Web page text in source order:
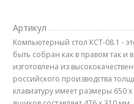
Артикул
Компьютерный стол КСТ-08.1 -
быть собран как в правом так
изготовлена из
российского производства
клавиатуру имеет размеры 650